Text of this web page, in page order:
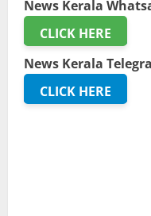
News Kerala
CLICK HERE
News Kerala
CLICK HERE